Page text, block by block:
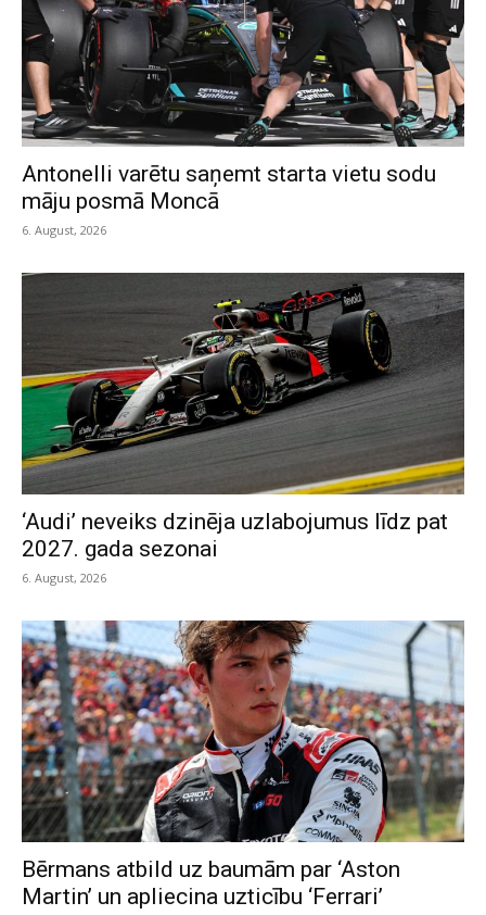
Antonelli varētu saņemt starta vietu sodu
māju posmā Moncā
6. August, 2026
‘Audi’ neveiks dzinēja uzlabojumus līdz pat
2027. gada sezonai
6. August, 2026
Bērmans atbild uz baumām par ‘Aston
Martin’ un apliecina uzticību ‘Ferrari’